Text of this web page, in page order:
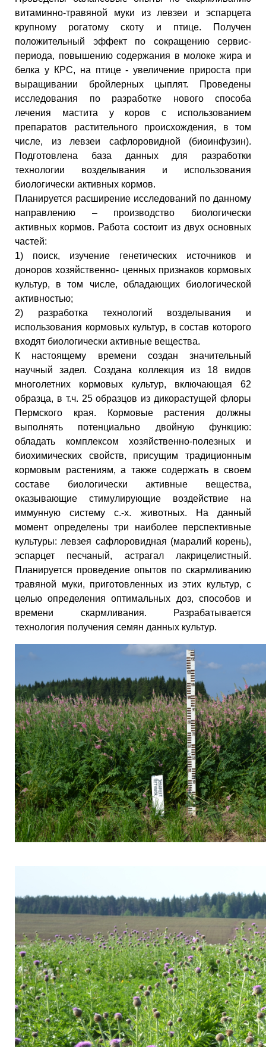
витаминно-травяной муки из левзеи и эспарцета
крупному рогатому скоту и птице. Получен
положительный эффект по сокращению сервис-
периода, повышению содержания в молоке жира и
белка у КРС, на птице - увеличение прироста при
выращивании бройлерных цыплят. Проведены
исследования по разработке нового способа
лечения мастита у коров с использованием
препаратов растительного происхождения, в том
числе, из левзеи сафлоровидной (биоинфузин).
Подготовлена база данных для разработки
технологии возделывания и использования
биологически активных кормов.
Планируется расширение исследований по данному
направлению – производство биологически
активных кормов. Работа состоит из двух основных
частей:
1) поиск, изучение генетических источников и
доноров хозяйственно- ценных признаков кормовых
культур, в том числе, обладающих биологической
активностью;
2) разработка технологий возделывания и
использования кормовых культур, в состав которого
входят биологически активные вещества.
К настоящему времени создан значительный
научный задел. Создана коллекция из 18 видов
многолетних кормовых культур, включающая 62
образца, в т.ч. 25 образцов из дикорастущей флоры
Пермского края. Кормовые растения должны
выполнять потенциально двойную функцию:
обладать комплексом хозяйственно-полезных и
биохимических свойств, присущим традиционным
кормовым растениям, а также содержать в своем
составе биологически активные вещества,
оказывающие стимулирующие воздействие на
иммунную систему с.-х. животных. На данный
момент определены три наиболее перспективные
культуры: левзея сафлоровидная (маралий корень),
эспарцет песчаный, астрагал лакрицелистный.
Планируется проведение опытов по скармливанию
травяной муки, приготовленных из этих культур, с
целью определения оптимальных доз, способов и
времени скармливания. Разрабатывается
технология получения семян данных культур.